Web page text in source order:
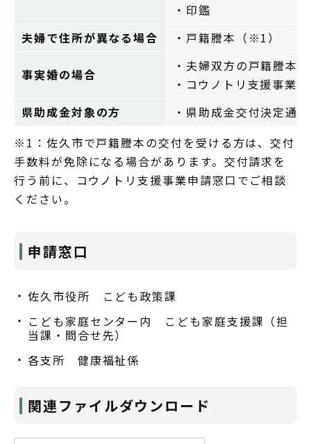
・印鑑
夫婦で住所が異なる場合
・戸籍謄本（※1）
事実婚の場合
・夫婦双方の戸籍謄本
・コウノトリ支援事業
県助成金対象の方
・県助成金交付決定通
※1：佐久市で戸籍謄本の交付を受ける方は、交付
手数料が免除になる場合があります。交付請求を
行う前に、コウノトリ支援事業申請窓口でご相談
ください。
申請窓口
佐久市役所 こども政策課
こども家庭センター内 こども家庭支援課（担
当課・問合せ先）
各支所 健康福祉係
関連ファイルダウンロード